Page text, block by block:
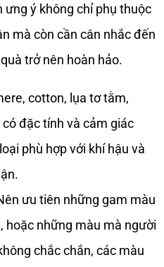
ưng ý không chỉ phụ thuộc
mà còn cần cân nhắc đến
trở nên hoàn hảo.
cotton, lụa tơ tằm,
đặc tính và cảm giác
phù hợp với khí hậu và
ưu tiên những gam màu
hoặc những màu mà người
chắc chắn, các màu